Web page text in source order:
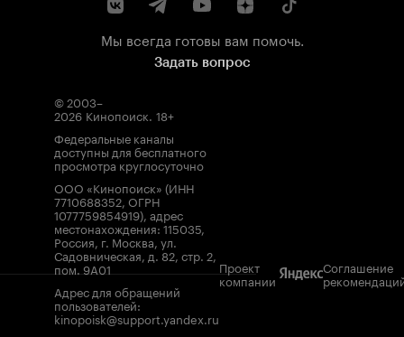
Мы всегда готовы вам помочь.
Задать вопрос
© 2003–
2026 Кинопоиск. 18+
Федеральные каналы
доступны для бесплатного
просмотра круглосуточно
ООО «Кинопоиск» (ИНН
7710688352, ОГРН
1077759854919), адрес
местонахождения: 115035,
Россия, г. Москва, ул.
Садовническая, д. 82, стр. 2,
пом. 9А01
Адрес для обращений
пользователей:
kinopoisk@support.yandex.ru
Проект
компании
Соглашение